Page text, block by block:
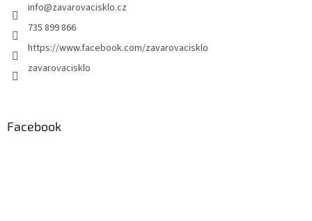
info@zavarovacisklo.cz
735 899 866
https://www.facebook.com/zavarovacisklo
zavarovacisklo
Facebook